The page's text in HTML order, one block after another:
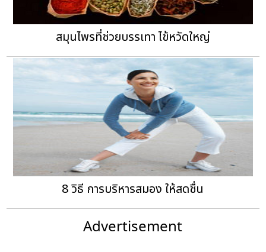
8 วิธี การบริหารสมอง ให้สดชื่น
Advertisement